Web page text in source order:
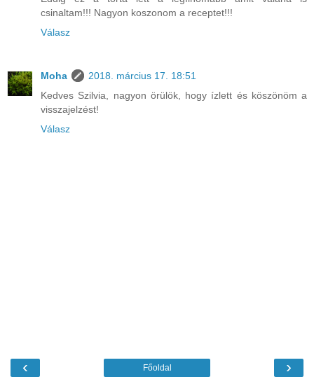
csinaltam!!! Nagyon koszonom a receptet!!!
Válasz
Moha
2018. március 17. 18:51
Kedves Szilvia, nagyon örülök, hogy ízlett és köszönöm a
visszajelzést!
Válasz
‹ ›
Főoldal